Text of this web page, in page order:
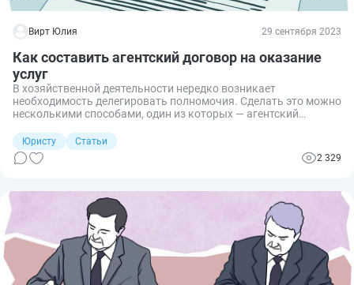
Вирт Юлия 29 сентября 2023
Как составить агентский договор на оказание
услуг
В хозяйственной деятельности нередко возникает
необходимость делегировать полномочия. Сделать это можно
несколькими способами, один из которых — агентский
Юристу
Статьи
2 329